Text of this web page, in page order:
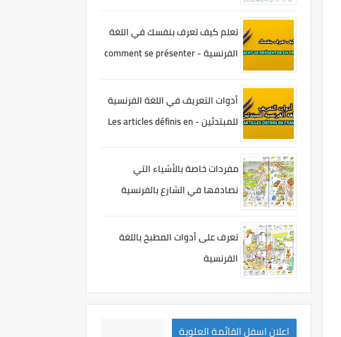
تعلم كيف تعرف بنفسك في اللغة
الفرنسية - comment se présenter
أدوات التعريف في اللغة الفرنسية
للمبتدئين - Les articles définis en
مفردات خاصة بالأشياء التي
نصادفها في الشارع بالفرنسية
تعرف على أدوات المطبخ باللغة
الفرنسية
اعلان اسفل القائمة العلوية